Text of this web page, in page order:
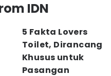
IDN
5 Fakta Lovers
Toilet, Dirancang
Khusus untuk
Pasangan